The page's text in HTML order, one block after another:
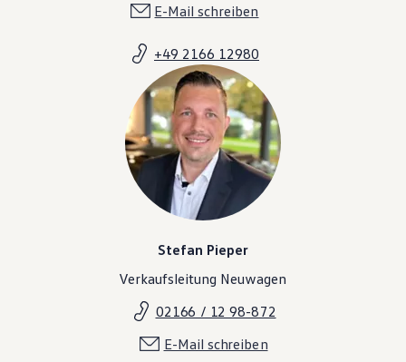
E-Mail schreiben
+49 2166 12980
Stefan Pieper
Verkaufsleitung Neuwagen
02166 / 12 98-872
E-Mail schreiben